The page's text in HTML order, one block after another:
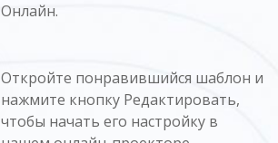
Онлайн.
Откройте понравившийся шаблон и
нажмите кнопку Редактировать,
чтобы начать его настройку в